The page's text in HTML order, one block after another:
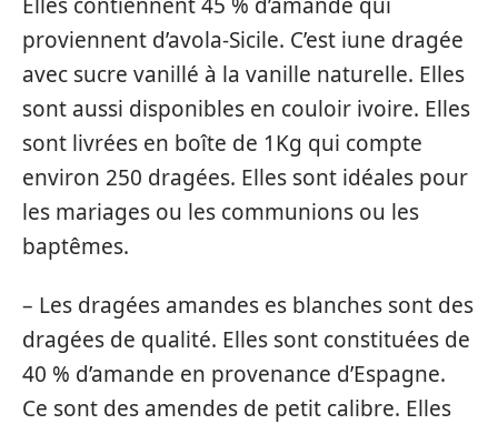
proviennent d’avola-Sicile. C’est iune dragée
avec sucre vanillé à la vanille naturelle. Elles
sont aussi disponibles en couloir ivoire. Elles
sont livrées en boîte de 1Kg qui compte
environ 250 dragées. Elles sont idéales pour
les mariages ou les communions ou les
baptêmes.
– Les dragées amandes es blanches sont des
dragées de qualité. Elles sont constituées de
40 % d’amande en provenance d’Espagne.
Ce sont des amendes de petit calibre. Elles